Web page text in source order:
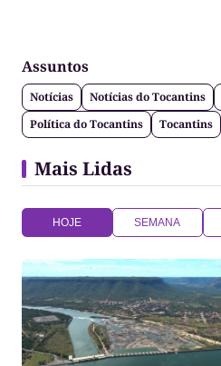
Assuntos
Notícias Notícias do Tocantins
Política do Tocantins
Tocantins
Mais Lidas
HOJE SEMANA